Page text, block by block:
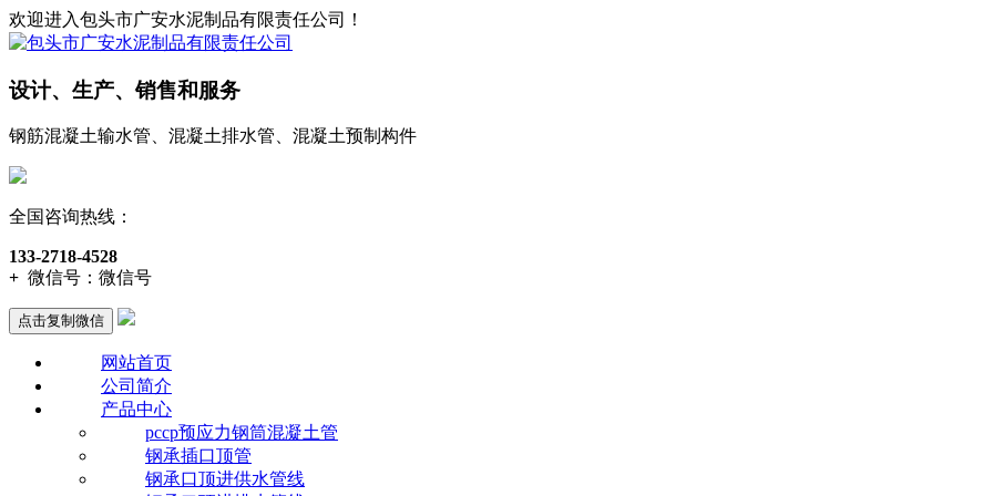
欢迎进入包头市广安水泥制品有限责任公司！
设计、生产、销售和服务
钢筋混凝土输水管、混凝土排水管、混凝土预制构件
全国咨询热线：
133-2718-4528
+ 微信号： 微信号
点击复制微信
网站首页
公司简介
产品中心
pccp预应力钢筒混凝土管
钢承插口顶管
钢承口顶进供水管线